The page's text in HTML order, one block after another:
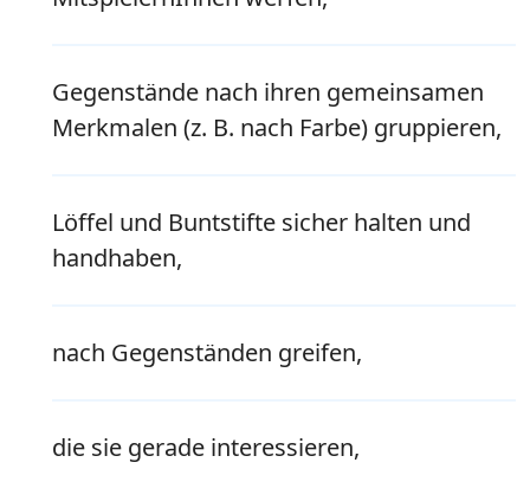
Gegenstände nach ihren gemeinsamen
Merkmalen (z. B. nach Farbe) gruppieren,
Löffel und Buntstifte sicher halten und
handhaben,
nach Gegenständen greifen,
die sie gerade interessieren,